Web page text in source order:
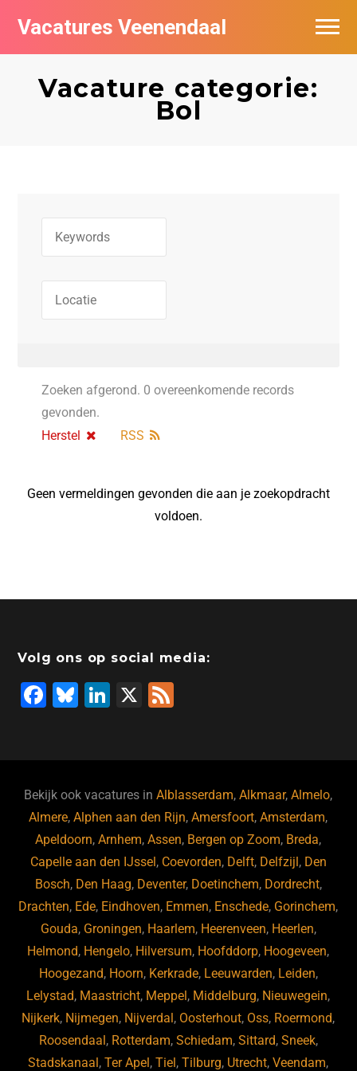
Vacatures Veenendaal
Vacature categorie:
Bol
Zoeken afgerond. 0 overeenkomende records
gevonden.
Herstel
RSS
Geen vermeldingen gevonden die aan je zoekopdracht
voldoen.
Volg ons op social media:
F
b
o
o
k
Bl
ky
Li
dI
n
X
Bekijk ook vacatures inAlblasserdam,Alkmaar,Almelo,
Almere,Alphen aan den Rijn,Amersfoort,Amsterdam,
Apeldoorn,Arnhem,Assen, Bergen op Zoom, Breda,
Capelle aan den IJssel , Coevorden, Delft, Delfzijl , Den
Bosch, Den Haag, Deventer, Doetinchem, Dordrecht,
Drachten, Ede, Eindhoven, Emmen, Enschede, Gorinchem,
Gouda, Groningen, Haarlem, Heerenveen, Heerlen,
Helmond, Hengelo, Hilversum, Hoofddorp, Hoogeveen,
Hoogezand, Hoorn, Kerkrade, Leeuwarden, Leiden,
Lelystad, Maastricht, Meppel , Middelburg, Nieuwegein,
Nijkerk, Nijmegen, Nijverdal , Oosterhout, Oss, Roermond,
Roosendaal , Rotterdam, Schiedam, Sittard, Sneek,
Stadskanaal ,Ter Apel ,Tiel ,Tilburg, Utrecht,Veendam,
Vacatures per bedrijf in Veendaal